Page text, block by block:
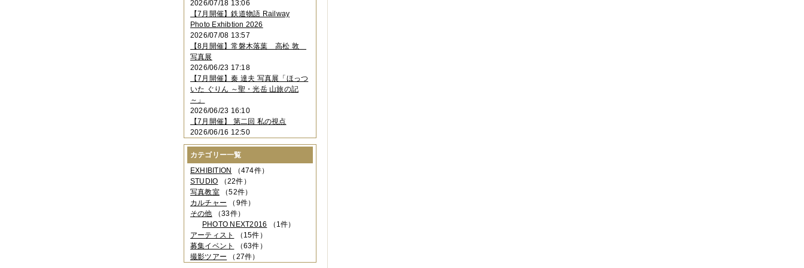
2023年11月 （4件）
2023年10月（3件）
2023年09月（4件）
2023年08月 （1件）
2023年06月（3件）
2023年05月
2023年04月 （2件）
2023年03月（5件）
2023年02月（3件）
2023年01月
2022年12月 （3件）
2022年11月（2件）
2022年10月（4件）
2022年09月（2件）
2022年08月
（3件）
2022年07月（3件）
2022年05月（4件）
2022年04月（2件）
2022年03月
（5件）
2022年02月（3件）
2022年01月（3件）
2021年12月（2件）
2021年11月（3件）
2021年10月
（1件）
2026/07/18 13:06
【7月開催】鉄道物語 Railway
Photo Exhibtion 2026
2026/07/08 13:57
【8月開催】常磐木落葉 高松 敦
写真展
2026/06/23 17:18
【7月開催】秦 達夫 写真展「ほっつ
いた ぐりん ～聖・光岳 山旅の記
～」
2026/06/23 16:10
【7月開催】 第二回 私の視点
2026/06/16 12:50
カテゴリー一覧
EXHIBITION （474件）
STUDIO （22件）
写真教室（52件）
カルチャー （9件）
その他 （33件）
PHOTO NEXT2016 （1件）
アーティスト
（15件）
募集イベント
（63件）
撮影ツアー （27件）